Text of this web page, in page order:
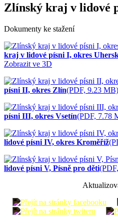
Zlínský kraj v lidové
Dokumenty ke stažení
kraj v lidové písni I, okres
Zobrazit ve 3D
písni II, okres Zlín(PDF, 9.23 MB)
písni III, okres Vsetín(PDF, 7.78
lidové písni IV, okres Kroměříž
lidové písni V, Písně pro děti